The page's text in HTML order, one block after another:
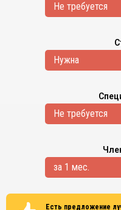
Не требуется
Нужна
Не требуется
за 1 мес.
Есть предложение